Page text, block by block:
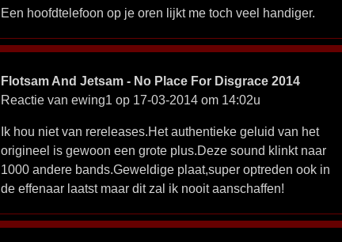
Een hoofdtelefoon op je oren lijkt me toch veel handiger.
Flotsam And Jetsam - No Place For Disgrace 2014
Reactie van ewing1 op 17-03-2014 om 14:02u
Ik hou niet van rereleases.Het authentieke geluid van het
origineel is gewoon een grote plus.Deze sound klinkt naar
1000 andere bands.Geweldige plaat,super optreden ook in
de effenaar laatst maar dit zal ik nooit aanschaffen!